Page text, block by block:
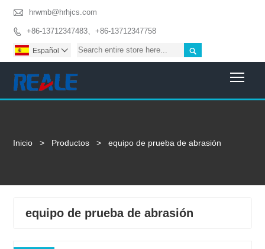
 hrwmb@hrhjcs.com
 +86-13712347483、+86-13712347758

Español 
Inicio > Productos > equipo de prueba de abrasión
equipo de prueba de abrasión